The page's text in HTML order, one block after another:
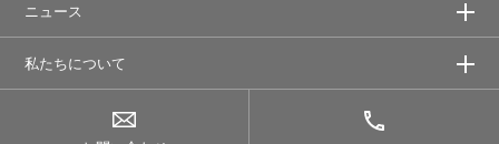
ニュース
私たちについて